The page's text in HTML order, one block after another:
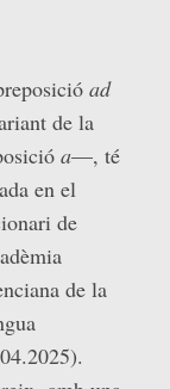
ad
de la
a—, té
en el
de
de la